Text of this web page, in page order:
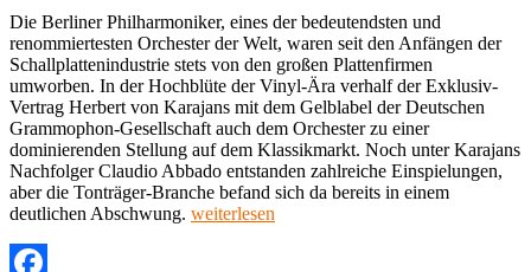
Die Berliner Philharmoniker, eines der bedeutendsten und
renommiertesten Orchester der Welt, waren seit den Anfängen der
Schallplattenindustrie stets von den großen Plattenfirmen
umworben. In der Hochblüte der Vinyl-Ära verhalf der Exklusiv-
Vertrag Herbert von Karajans mit dem Gelblabel der Deutschen
Grammophon-Gesellschaft auch dem Orchester zu einer
dominierenden Stellung auf dem Klassikmarkt. Noch unter Karajans
Nachfolger Claudio Abbado entstanden zahlreiche Einspielungen,
aber die Tonträger-Branche befand sich da bereits in einem
deutlichen Abschwung. „CD-
weiterlesen